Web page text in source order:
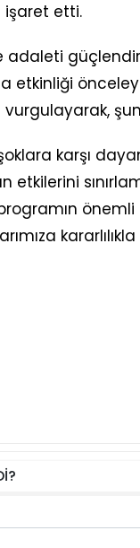
işaret etti.
adaleti
etkinliği
vurgulayarak,
karşı
etkilerini
programın